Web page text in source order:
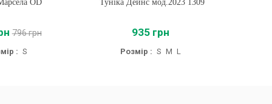
OD
796 грн
: S
Туніка Дейнс мод.2023 1309
935 грн
Розмір : S M L